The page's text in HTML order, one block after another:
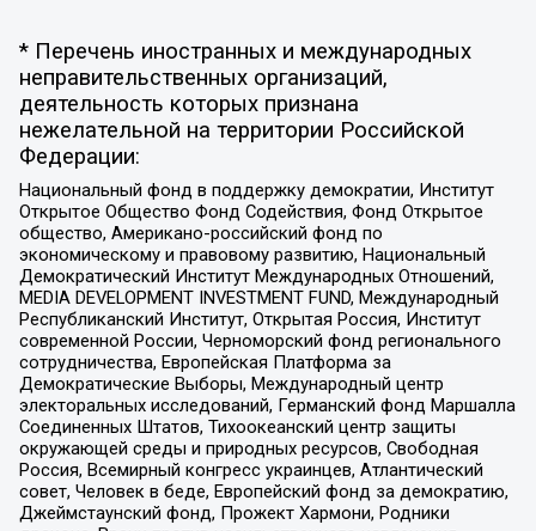
* Перечень иностранных и международных
неправительственных организаций,
деятельность которых признана
нежелательной на территории Российской
Федерации:
Национальный фонд в поддержку демократии, Институт
Открытое Общество Фонд Содействия, Фонд Открытое
общество, Американо-российский фонд по
экономическому и правовому развитию, Национальный
Демократический Институт Международных Отношений,
MEDIA DEVELOPMENT INVESTMENT FUND, Международный
Республиканский Институт, Открытая Россия, Институт
современной России, Черноморский фонд регионального
сотрудничества, Европейская Платформа за
Демократические Выборы, Международный центр
электоральных исследований, Германский фонд Маршалла
Соединенных Штатов, Тихоокеанский центр защиты
окружающей среды и природных ресурсов, Свободная
Россия, Всемирный конгресс украинцев, Атлантический
совет, Человек в беде, Европейский фонд за демократию,
Джеймстаунский фонд, Прожект Хармони, Родники